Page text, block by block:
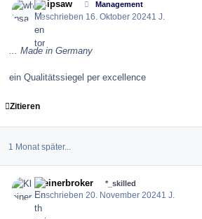
whipsaw Management
Geschrieben 16. Oktober 20241 J.
... Made in Germany
ein Qualitätssiegel per excellence
Zitieren
1 Monat später...
Kleinerbroker *_skilled
Geschrieben20. November 20241 J.